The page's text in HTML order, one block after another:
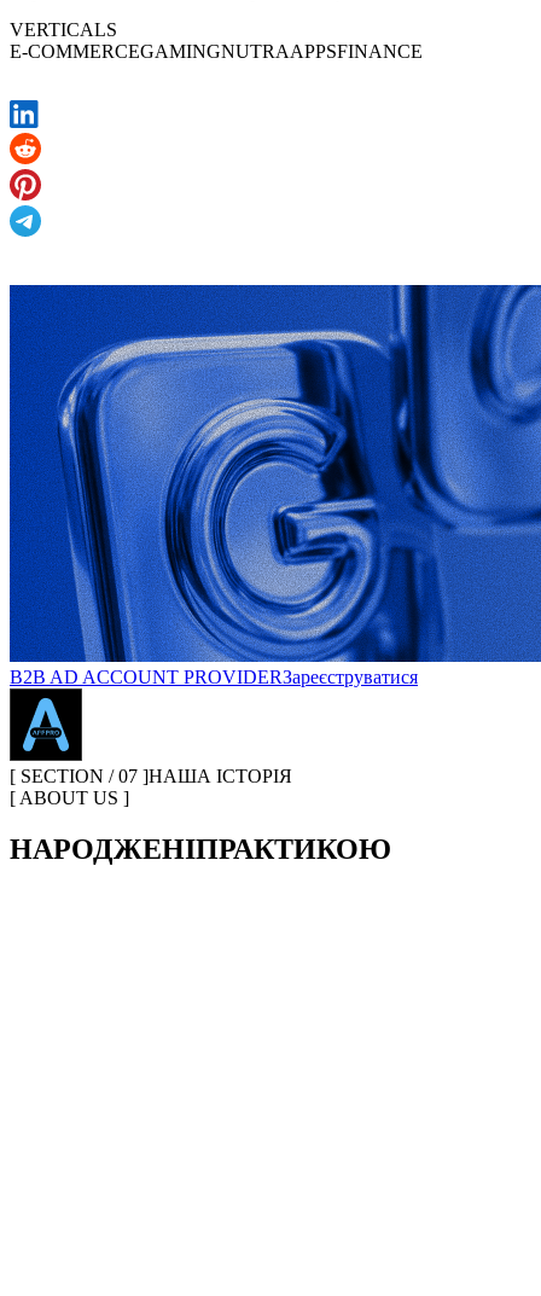
VERTICALS
E-COMMERCEGAMINGNUTRAAPPSFINANCE
B2B AD ACCOUNT PROVIDERЗареєструватися
[ SECTION / 07 ]НАША ІСТОРІЯ
[ ABOUT US ]
НАРОДЖЕНІПРАКТИКОЮ